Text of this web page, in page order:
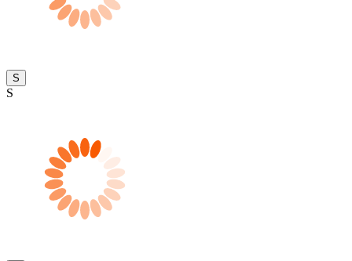
S
S